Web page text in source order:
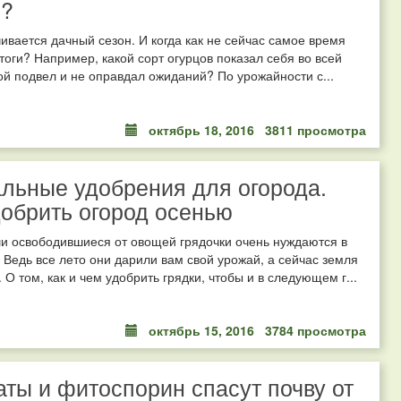
дачный сезон. И когда как не сейчас самое время
Например, какой сорт огурцов показал себя во всей
подвел и не оправдал ожиданий? По урожайности с...
октябрь 18, 2016 3811 просмотра
удобрения для огорода.
огород осенью
освободившиеся от овощей грядочки очень нуждаются в
все лето они дарили вам свой урожай, а сейчас земля
О том, как и чем удобрить грядки, чтобы и в следующем г...
октябрь 15, 2016 3784 просмотра
и фитоспорин спасут почву от